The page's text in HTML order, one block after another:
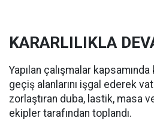
KARARLILIKLA
Yapılan çalışmalar kapsamında
geçiş alanlarını işgal ederek
zorlaştıran duba, lastik, masa
ekipler tarafından toplandı.